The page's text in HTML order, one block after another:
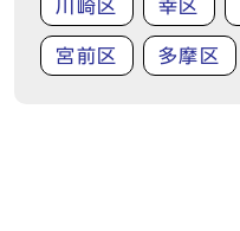
川崎区 幸区
宮前区 多摩区